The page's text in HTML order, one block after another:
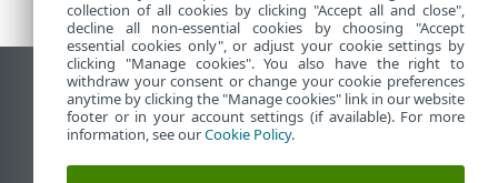
Переглянути повну версію
End of Life
База знань ESET
Форум ESET
collection of all cookies by clicking "Accept all and close",
decline all non-essential cookies by choosing "Accept
essential cookies only", or adjust your cookie settings by
clicking "Manage cookies". You also have the right to
withdraw your consent or change your cookie preferences
anytime by clicking the "Manage cookies" link in our website
footer or in your account settings (if available). For more
information, see ourCookie Policy.